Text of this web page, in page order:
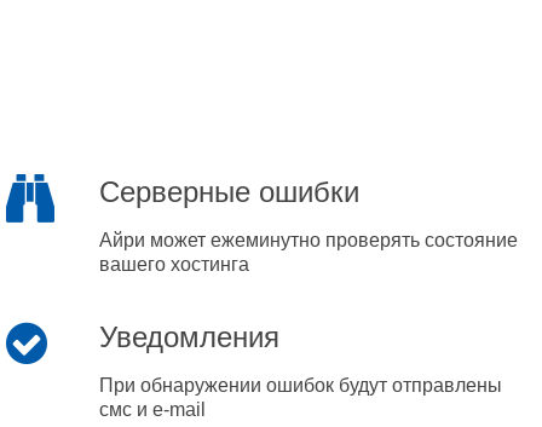
Серверные ошибки
Айри может ежеминутно проверять состояние
вашего хостинга
Уведомления
При обнаружении ошибок будут отправлены
смс и e-mail